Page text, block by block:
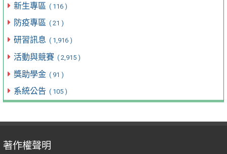
新生專區 ( 116 )
防疫專區 ( 21 )
研習訊息 ( 1,916 )
活動與競賽 ( 2,915 )
獎助學金 ( 91 )
系統公告 ( 105 )
著作權聲明